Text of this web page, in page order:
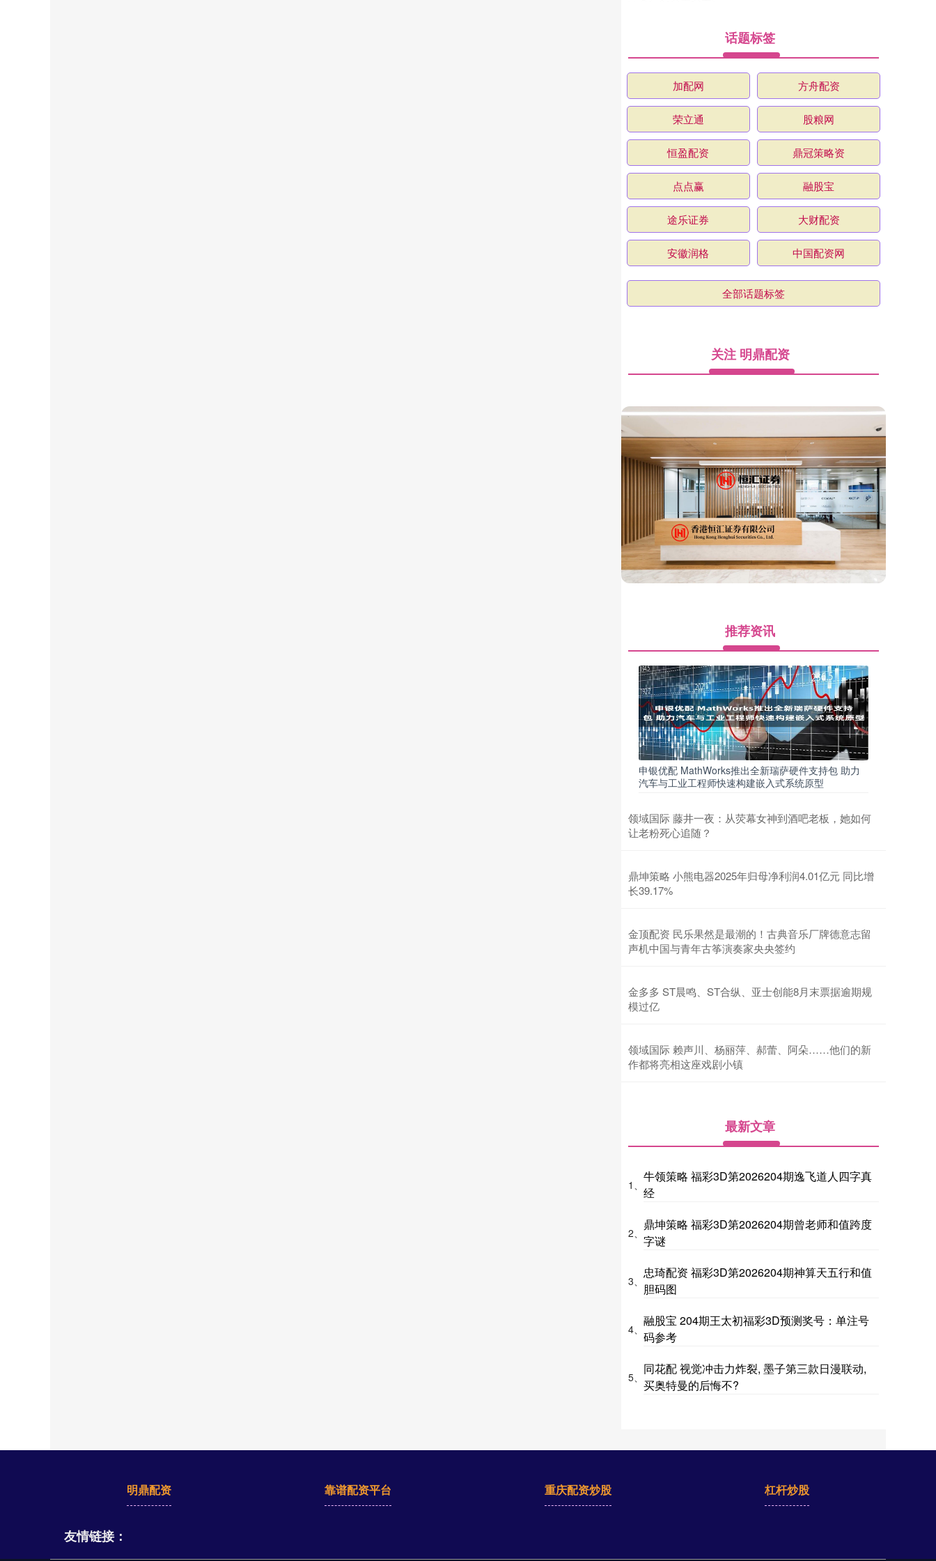
话题标签
加配网 方舟配资
荣立通 股粮网
恒盈配资 鼎冠策略资
点点赢 融股宝
途乐证券 大财配资
安徽润格 中国配资网
全部话题标签
关注 明鼎配资
推荐资讯
申银优配 MathWorks推出全新瑞萨硬件支持包 助力
汽车与工业工程师快速构建嵌入式系统原型
领域国际 藤井一夜：从荧幕女神到酒吧老板，她如何
让老粉死心追随？
鼎坤策略 小熊电器2025年归母净利润4.01亿元 同比增
长39.17%
金顶配资 民乐果然是最潮的！古典音乐厂牌德意志留
声机中国与青年古筝演奏家央央签约
金多多 ST晨鸣、ST合纵、亚士创能8月末票据逾期规
模过亿
领域国际 赖声川、杨丽萍、郝蕾、阿朵……他们的新
作都将亮相这座戏剧小镇
最新文章
1、
牛领策略 福彩3D第2026204期逸飞道人四字真
经
2、
鼎坤策略 福彩3D第2026204期曾老师和值跨度
字谜
3、
忠琦配资 福彩3D第2026204期神算天五行和值
胆码图
4、
融股宝 204期王太初福彩3D预测奖号：单注号
码参考
5、
同花配 视觉冲击力炸裂, 墨子第三款日漫联动,
买奥特曼的后悔不?
明鼎配资 靠谱配资平台 重庆配资炒股 杠杆炒股
友情链接：